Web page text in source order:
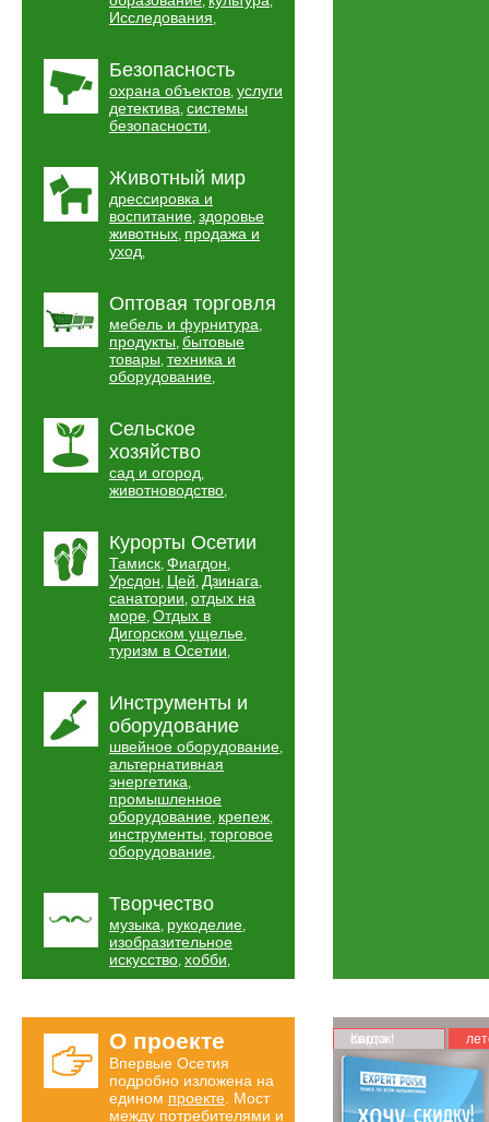
Исследования,
Безопасность
охрана объектов, услуги
детектива, системы
безопасности,
Животный мир
дрессировка и
воспитание, здоровье
животных, продажа и
уход,
Оптовая торговля
мебель и фурнитура,
продукты, бытовые
товары, техника и
оборудование,
Сельское
хозяйство
сад и огород,
животноводство,
Курорты Осетии
Тамиск, Фиагдон,
Урсдон, Цей, Дзинага,
санатории, отдых на
море, Отдых в
Дигорском ущелье,
туризм в Осетии,
Инструменты и
оборудование
швейное оборудование,
альтернативная
энергетика,
промышленное
оборудование, крепеж,
инструменты, торговое
оборудование,
Творчество
музыка, рукоделие,
изобразительное
искусство, хобби,
О проекте
Впервые Осетия
подробно изложена на
едином проекте . Мост
между потребителями и
Карта скидок!